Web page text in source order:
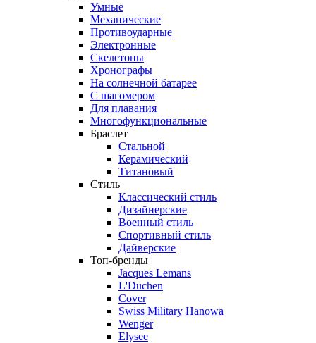
Умные
Механические
Противоударные
Электронные
Скелетоны
Хронографы
На солнечной батарее
С шагомером
Для плавания
Многофункциональные
Браслет
Стальной
Керамический
Титановый
Стиль
Классический стиль
Дизайнерские
Военный стиль
Спортивный стиль
Дайверские
Топ-бренды
Jacques Lemans
L'Duchen
Cover
Swiss Military Hanowa
Wenger
Elysee